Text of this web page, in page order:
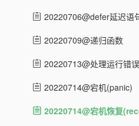
20220706@defer延迟语
20220709@递归函数
20220713@处理运行错误
20220714@宕机(panic)
20220714@宕机恢复